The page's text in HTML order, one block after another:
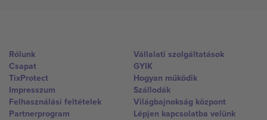
Rólunk
Csapat
TixProtect
Impresszum
Felhasználási feltételek
Partnerprogram
Vállalati szolgáltatások
GYIK
Hogyan működik
Szállodák
Világbajnokság központ
Lépjen kapcsolatba velünk